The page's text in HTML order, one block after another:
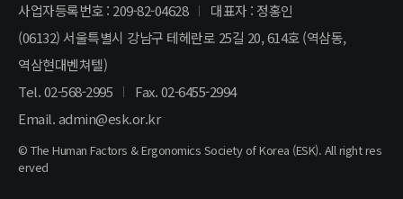
사업자등록번호 : 209-82-04628
대표자 : 정홍인
(06132) 서울특별시 강남구 테헤란로 25길 20, 614호 (역삼동,
역삼현대벤쳐텔)
Tel. 02-568-2995
Fax. 02-6455-2994
Email. admin@esk.or.kr
© The Human Factors & Ergonomics Society of Korea (ESK). All right res
erved